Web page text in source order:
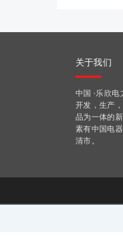
关于我们
中国 ·乐欣
开发，生产
品为一体的
素有中国电
清市。